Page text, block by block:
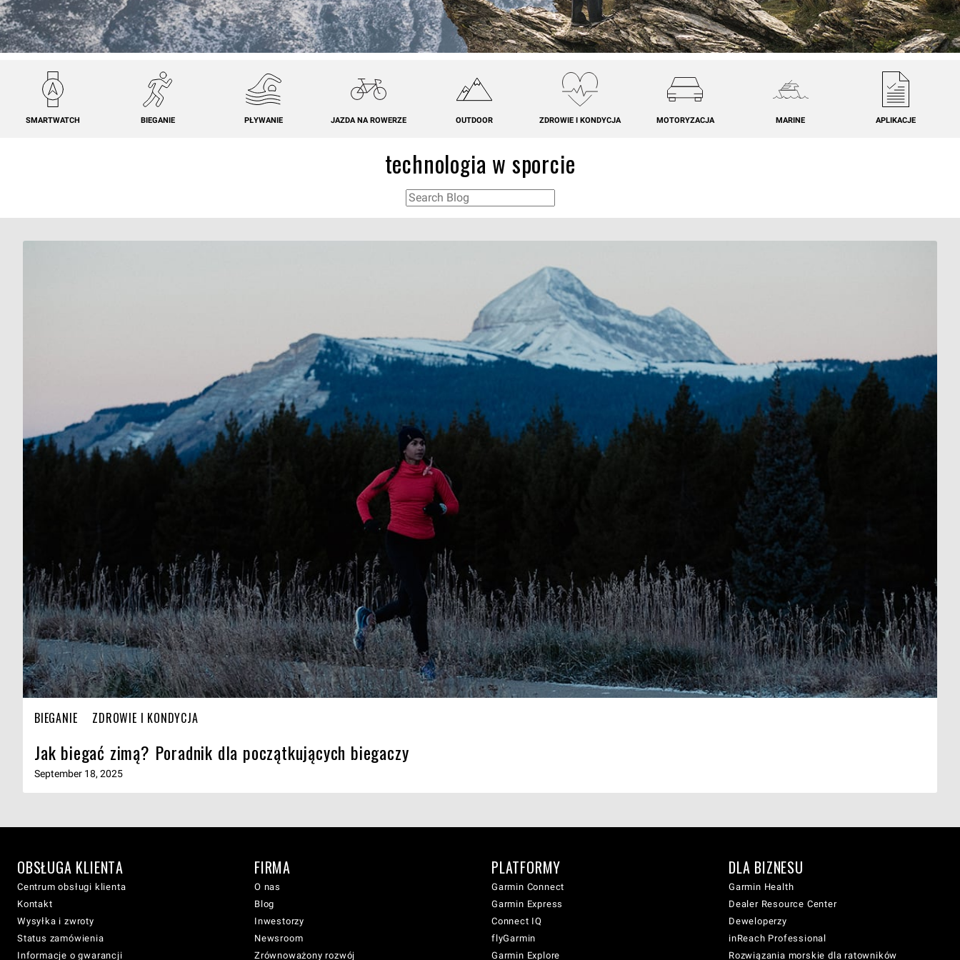
SMARTWATCH BIEGANIE PŁYWANIE JAZDA NA ROWERZE OUTDOOR ZDROWIE I KONDYCJA MOTORYZACJA MARINE APLIKACJE
technologia w sporcie
BIEGANIE ZDROWIE I KONDYCJA
Jak biegać zimą? Poradnik dla początkujących biegaczy
September 18, 2025
OBSŁUGA KLIENTA
Centrum obsługi klienta
Kontakt
Wysyłka i zwroty
Status zamówienia
Informacje o gwarancji
FIRMA
O nas
Blog
Inwestorzy
Newsroom
Zrównoważony rozwój
PLATFORMY
Garmin Connect
Garmin Express
Connect IQ
flyGarmin
Garmin Explore
DLA BIZNESU
Garmin Health
Dealer Resource Center
Deweloperzy
inReach Professional
Rozwiązania morskie dla ratowników